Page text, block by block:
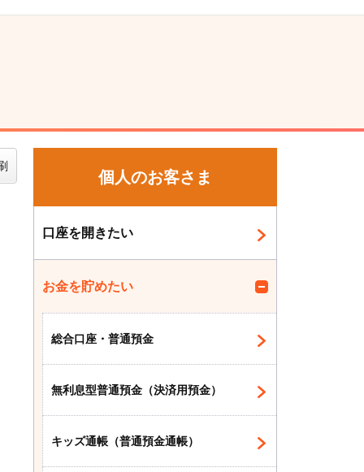
個人のお客さま
口座を開きたい
お金を貯めたい
総合口座・普通預金
無利息型普通預金（決済用預金）
キッズ通帳（普通預金通帳）